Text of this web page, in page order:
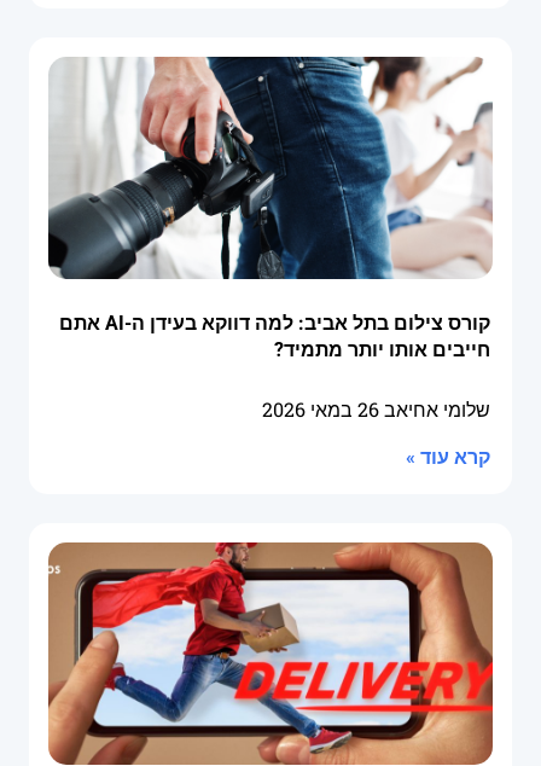
קורס צילום בתל אביב: למה דווקא בעידן ה-AI אתם
חייבים אותו יותר מתמיד?
שלומי אחיאב26 במאי 2026
קרא עוד »